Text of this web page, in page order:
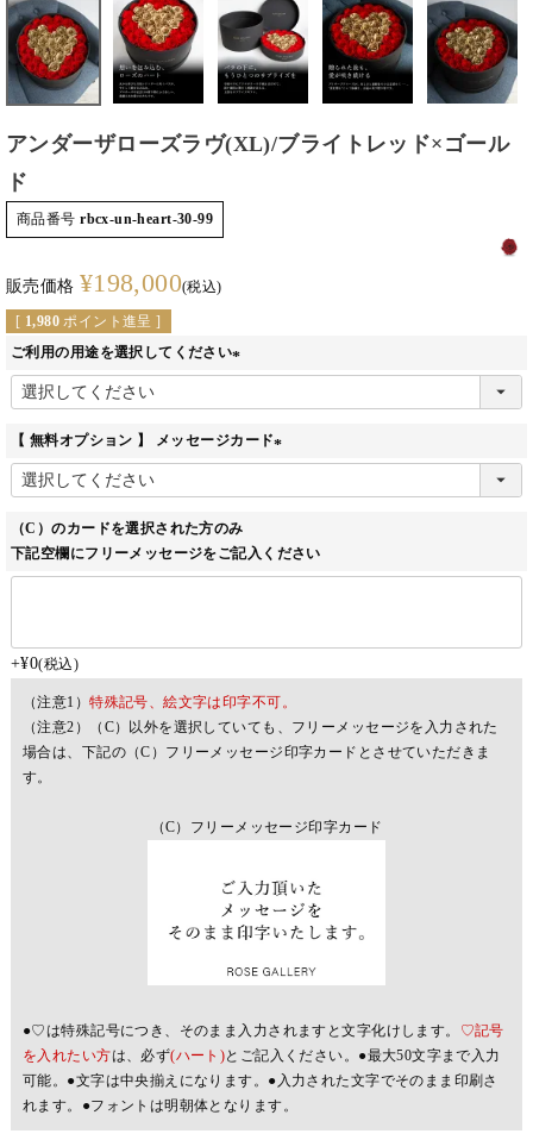
アンダーザローズラヴ(XL)/ブライトレッド×ゴール
ド
商品番号 rbcx-un-heart-30-99
販売価格 ¥198,000 税込
[ 1,980 ポイント進呈 ]
ご利用の用途を選択してください
須)
【 無料オプション 】 メッセージカード
須)
（C）のカードを選択された方のみ
下記空欄にフリーメッセージをご記入ください
+¥0 税込
（注意1）特殊記号、絵文字は印字不可。
（注意2）（C）以外を選択していても、フリーメッセージを入力された
場合は、下記の（C）フリーメッセージ印字カードとさせていただきま
す。
（C）フリーメッセージ印字カード
●♡は特殊記号につき、そのまま入力されますと文字化けします。 ♡記号
を入れたい方は、必ず(ハート)とご記入ください。●最大50文字まで入力
可能。●文字は中央揃えになります。●入力された文字でそのまま印刷さ
れます。●フォントは明朝体となります。